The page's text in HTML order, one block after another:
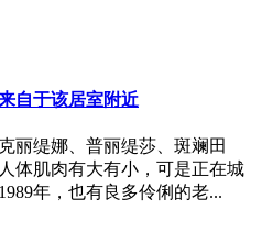
自于该居室附近
丽缇娜、普丽缇莎、斑斓田
体肌肉有大有小，可是正在城
年，也有良多伶俐的老...